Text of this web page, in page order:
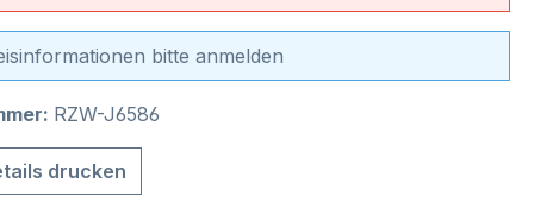
bitte anmelden
RZW-J6586
drucken